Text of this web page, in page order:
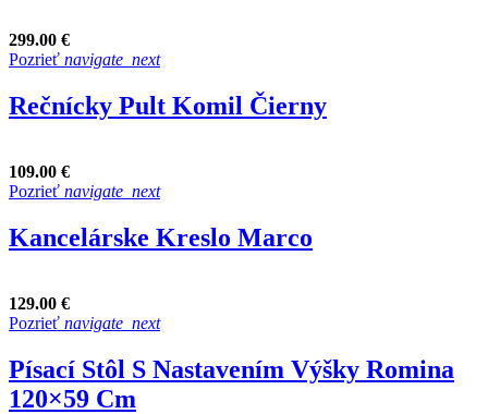
299.00 €
Pozrieť navigate_next
Rečnícky Pult Komil Čierny
109.00 €
Pozrieť navigate_next
Kancelárske Kreslo Marco
129.00 €
Pozrieť navigate_next
Písací Stôl S Nastavením Výšky Romina
120×59 Cm